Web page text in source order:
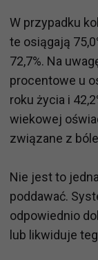
W przypadku
te osiągają
72,7%. Na
procentowe u
roku życia i
wiekowej
związane z
Nie jest to
poddawać.
odpowiednio
lub likwiduje